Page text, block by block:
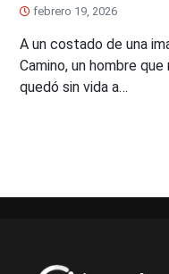
febrero 19, 2026
A un costado de una
Camino, un hombre
quedó sin vida a…